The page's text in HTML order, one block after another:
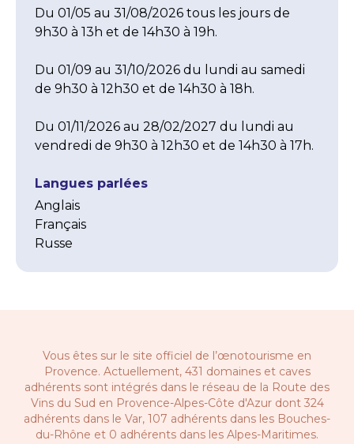
Du 01/05 au 31/08/2026 tous les jours de
9h30 à 13h et de 14h30 à 19h.
Du 01/09 au 31/10/2026 du lundi au samedi
de 9h30 à 12h30 et de 14h30 à 18h.
Du 01/11/2026 au 28/02/2027 du lundi au
vendredi de 9h30 à 12h30 et de 14h30 à 17h.
Langues parlées
Anglais
Français
Russe
Vous êtes sur le site officiel de l’œnotourisme en
Provence. Actuellement, 431 domaines et caves
adhérents sont intégrés dans le réseau de la Route des
Vins du Sud en Provence-Alpes-Côte d'Azur dont 324
adhérents dans le Var, 107 adhérents dans les Bouches-
du-Rhône et 0 adhérents dans les Alpes-Maritimes.